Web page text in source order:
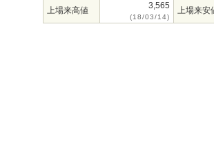
上場来高値 3,565
(18/03/14)
上場来安